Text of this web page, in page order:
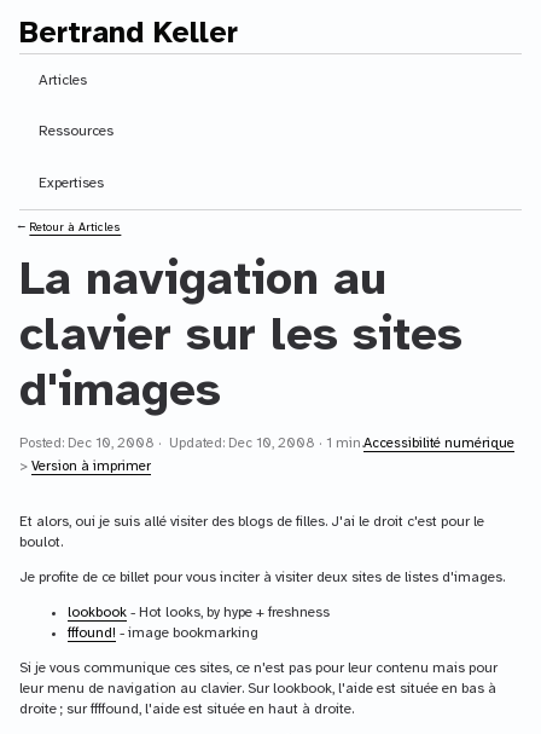
Contenu principal
Bertrand Keller
Articles
Ressources
Expertises
⭠ Retour à Articles
La navigation au
clavier sur les sites
d'images
Posted: Dec 10, 2008 · Updated: Dec 10, 2008 · 1 min.Accessibilité numérique
> Version à imprimer
Et alors, oui je suis allé visiter des blogs de filles. J'ai le droit c'est pour le
boulot.
Je profite de ce billet pour vous inciter à visiter deux sites de listes d'images.
lookbook - Hot looks, by hype + freshness
fffound! - image bookmarking
Si je vous communique ces sites, ce n'est pas pour leur contenu mais pour
leur menu de navigation au clavier. Sur lookbook, l'aide est située en bas à
droite ; sur ffffound, l'aide est située en haut à droite.